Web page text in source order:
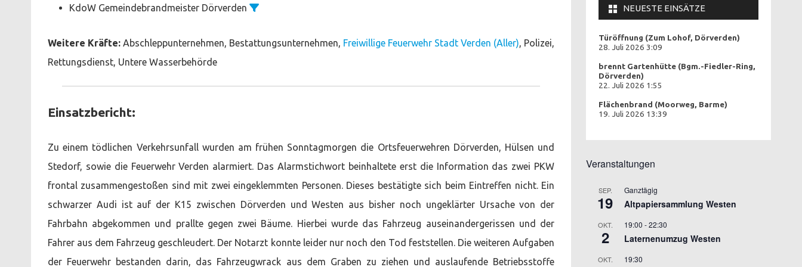
KdoW Gemeindebrandmeister Dörverden
Weitere Kräfte: Abschleppunternehmen, Bestattungsunternehmen, Freiwillige Feuerwehr Stadt Verden (Aller) , Polizei,
Rettungsdienst, Untere Wasserbehörde
Einsatzbericht:
Zu einem tödlichen Verkehrsunfall wurden am frühen Sonntagmorgen die Ortsfeuerwehren Dörverden, Hülsen und
Stedorf, sowie die Feuerwehr Verden alarmiert. Das Alarmstichwort beinhaltete erst die Information das zwei PKW
frontal zusammengestoßen sind mit zwei eingeklemmten Personen. Dieses bestätigte sich beim Eintreffen nicht. Ein
schwarzer Audi ist auf der K15 zwischen Dörverden und Westen aus bisher noch ungeklärter Ursache von der
Fahrbahn abgekommen und prallte gegen zwei Bäume. Hierbei wurde das Fahrzeug auseinandergerissen und der
Fahrer aus dem Fahrzeug geschleudert. Der Notarzt konnte leider nur noch den Tod feststellen. Die weiteren Aufgaben
der Feuerwehr bestanden darin, das Fahrzeugwrack aus dem Graben zu ziehen und auslaufende Betriebsstoffe
NEUESTE EINSÄTZE
Türöffnung (Zum Lohof, Dörverden)
28. Juli 2026 3:09
brennt Gartenhütte (Bgm.-Fiedler-Ring,
Dörverden)
22. Juli 2026 1:55
Flächenbrand (Moorweg, Barme)
19. Juli 2026 13:39
Veranstaltungen
SEP.
19
Ganztägig
Altpapiersammlung Westen
OKT.
2
19:00 -22:30
Laternenumzug Westen
OKT. 19:30